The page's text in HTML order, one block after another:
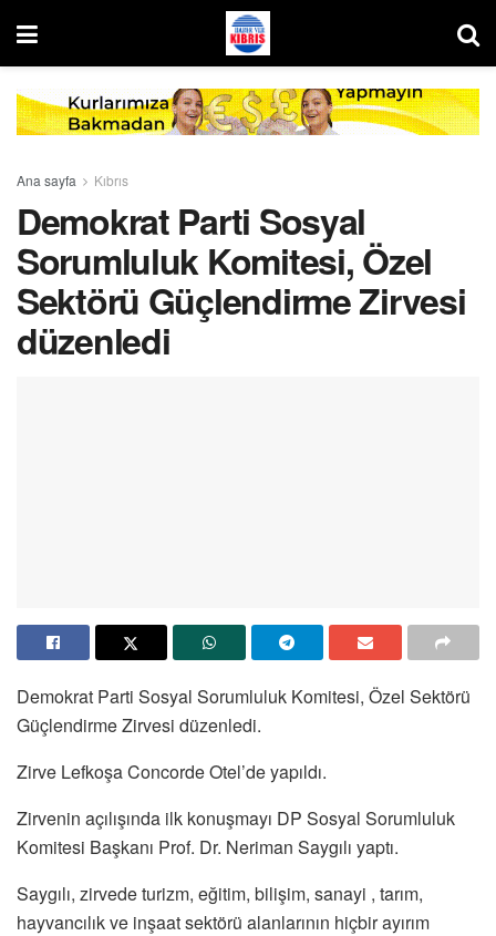
Ana sayfa Kıbrıs
Demokrat Parti Sosyal
Sorumluluk Komitesi, Özel
Sektörü Güçlendirme Zirvesi
düzenledi
Demokrat Parti Sosyal Sorumluluk Komitesi, Özel Sektörü
Güçlendirme Zirvesi düzenledi.
Zirve Lefkoşa Concorde Otel’de yapıldı.
Zirvenin açılışında ilk konuşmayı DP Sosyal Sorumluluk
Komitesi Başkanı Prof. Dr. Neriman Saygılı yaptı.
Saygılı, zirvede turizm, eğitim, bilişim, sanayi , tarım,
hayvancılık ve inşaat sektörü alanlarının hiçbir ayırım